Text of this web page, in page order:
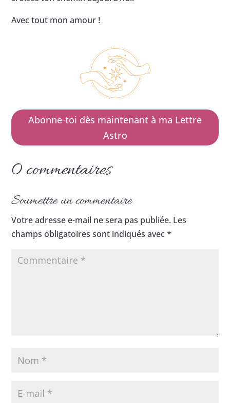
Avec tout mon amour !
Abonne-toi dès maintenant à ma Lettre
Astro
0 commentaires
Soumettre un commentaire
Votre adresse e-mail ne sera pas publiée. Les
champs obligatoires sont indiqués avec*